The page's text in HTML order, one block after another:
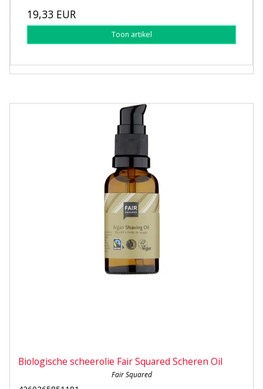
19,33 EUR
Toon artikel
Biologische scheerolie Fair Squared Scheren Oil
Fair Squared